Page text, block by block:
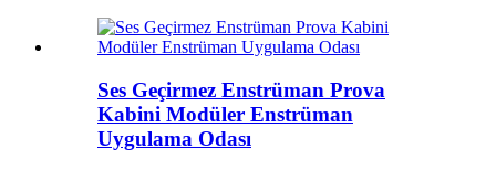
Ses Geçirmez Enstrüman Prova
Kabini Modüler Enstrüman
Uygulama Odası